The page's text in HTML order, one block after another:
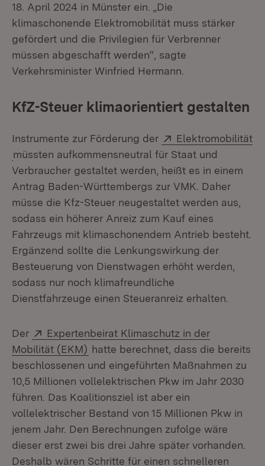
18. April 2024 in Münster ein. „Die
klimaschonende Elektromobilität muss stärker
gefördert und die Privilegien für Verbrenner
müssen abgeschafft werden“, sagte
Verkehrsminister Winfried Hermann.
KfZ-Steuer klimaorientiert gestalten
Instrumente zur Förderung der Extern:
Elektromobilität
(Öffnet in neuem Fenster)
müssten aufkommensneutral für Staat und
Verbraucher gestaltet werden, heißt es in einem
Antrag Baden-Württembergs zur VMK. Daher
müsse die Kfz-Steuer neugestaltet werden aus,
sodass ein höherer Anreiz zum Kauf eines
Fahrzeugs mit klimaschonendem Antrieb besteht.
Ergänzend sollte die Lenkungswirkung der
Besteuerung von Dienstwagen erhöht werden,
sodass nur noch klimafreundliche
Dienstfahrzeuge einen Steueranreiz erhalten.
Der Extern:
Expertenbeirat Klimaschutz in der
Mobilität (EKM) (Öffnet in neuem Fenster)
hatte berechnet, dass die bereits
beschlossenen und eingeführten Maßnahmen zu
10,5 Millionen vollelektrischen Pkw im Jahr 2030
führen. Das Koalitionsziel ist aber ein
vollelektrischer Bestand von 15 Millionen Pkw in
jenem Jahr. Den Berechnungen zufolge wäre
dieser erst zwei bis drei Jahre später vorhanden.
Deshalb wären Schritte für einen schnelleren